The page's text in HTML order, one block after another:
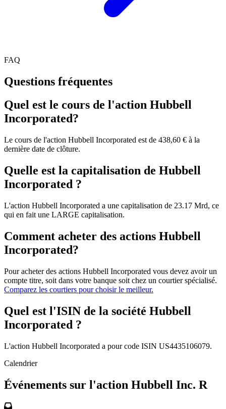
FAQ
Questions fréquentes
Quel est le cours de l'action Hubbell
Incorporated?
Le cours de l'action Hubbell Incorporated est de 438,60 € à la
dernière date de clôture.
Quelle est la capitalisation de Hubbell
Incorporated ?
L'action Hubbell Incorporated a une capitalisation de 23.17 Mrd, ce
qui en fait une LARGE capitalisation.
Comment acheter des actions Hubbell
Incorporated?
Pour acheter des actions Hubbell Incorporated vous devez avoir un
compte titre, soit dans votre banque soit chez un courtier spécialisé.
Comparez les courtiers pour choisir le meilleur.
Quel est l'ISIN de la société Hubbell
Incorporated ?
L'action Hubbell Incorporated a pour code ISIN US4435106079.
Calendrier
Événements sur l'action Hubbell Inc. R